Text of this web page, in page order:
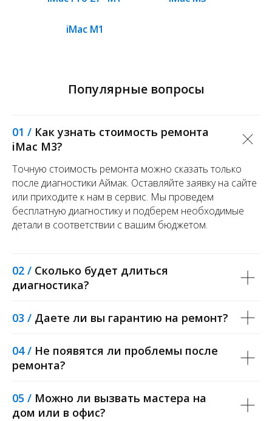
iMac M1
Популярные вопросы
01 / Как узнать стоимость ремонта
iMac M3?
Точную стоимость ремонта можно сказать только
после диагностики Аймак. Оставляйте заявку на сайте
или приходите к нам в сервис. Мы проведем
бесплатную диагностику и подберем необходимые
детали в соответствии с вашим бюджетом.
02 / Сколько будет длиться
диагностика?
03 / Даете ли вы гарантию на ремонт?
04 / Не появятся ли проблемы после
ремонта?
05 / Можно ли вызвать мастера на
дом или в офис?